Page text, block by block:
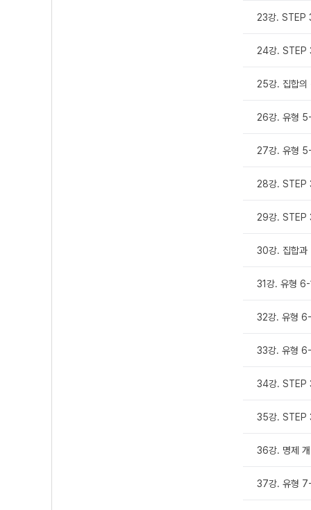
23강. STEP
24강. STEP
25강. 집합의
26강. 유형
27강. 유형
28강. STEP
29강. STEP
30강. 집합과
31강. 유형
32강. 유형
33강. 유형
34강. STEP
35강. STEP
36강. 명제
37강. 유형